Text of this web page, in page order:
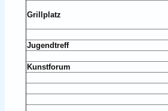
Grillplatz
Jugendtreff
Kunstforum